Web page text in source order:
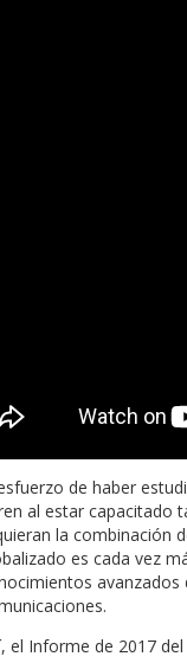
de haber
al estar capacitado
la combinación
es cada vez
avanzados
el Informe de 2017